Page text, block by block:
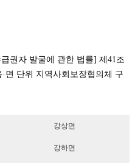
권자 발굴에 관한 법률] 제41조
면 단위 지역사회보장협의체 구
강상면
강하면